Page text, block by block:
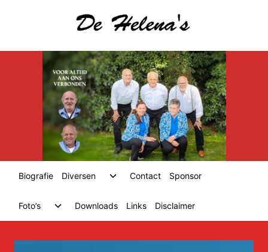
Biografie Diversen
ToggleContact Sponsor
Foto’s
ToggleDownloads Links Disclaimer